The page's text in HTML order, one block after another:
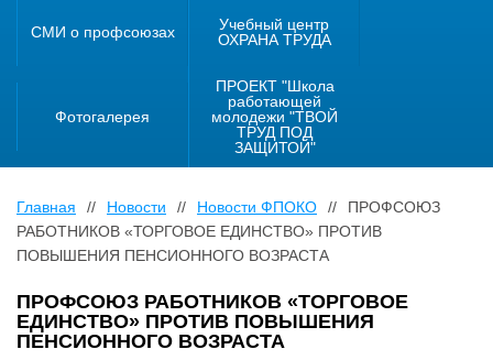
СМИ о профсоюзах
Учебный центр
ОХРАНА ТРУДА
Фотогалерея
ПРОЕКТ "Школа
работающей
молодежи "ТВОЙ
ТРУД ПОД
ЗАЩИТОЙ"
Главная // Новости // Новости ФПОКО //
ПРОФСОЮЗ
РАБОТНИКОВ «ТОРГОВОЕ ЕДИНСТВО» ПРОТИВ
ПОВЫШЕНИЯ ПЕНСИОННОГО ВОЗРАСТА
ПРОФСОЮЗ РАБОТНИКОВ «ТОРГОВОЕ
ЕДИНСТВО» ПРОТИВ ПОВЫШЕНИЯ
ПЕНСИОННОГО ВОЗРАСТА